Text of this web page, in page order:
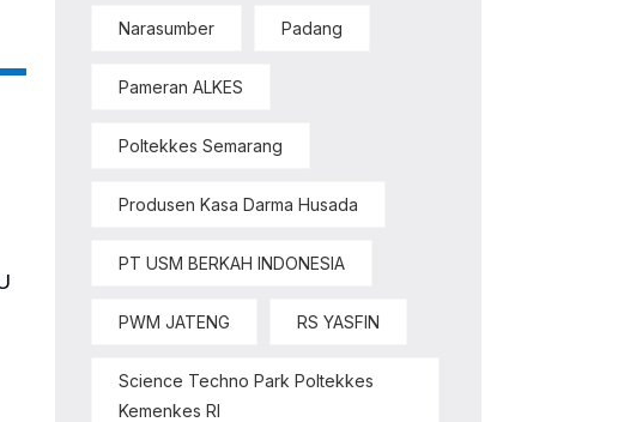
Narasumber Padang
Pameran ALKES
Poltekkes Semarang
Produsen Kasa Darma Husada
PT USM BERKAH INDONESIA
PWM JATENG RS YASFIN
Science Techno Park Poltekkes
Kemenkes RI